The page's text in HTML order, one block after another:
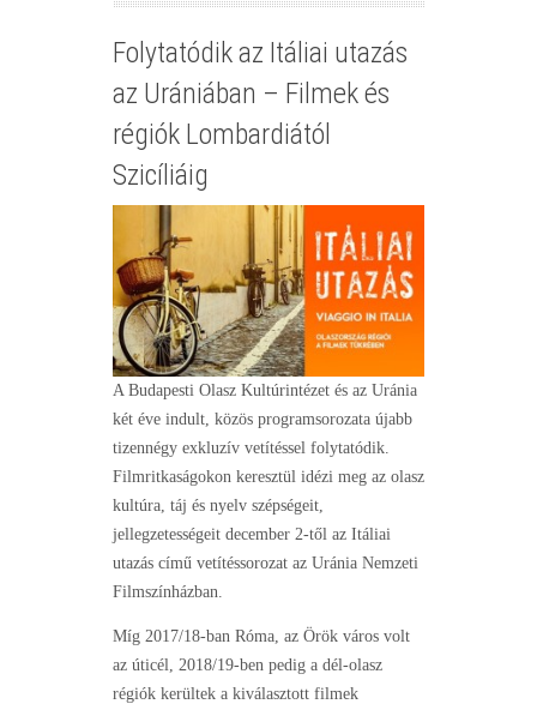
Folytatódik az Itáliai utazás
az Urániában – Filmek és
régiók Lombardiától
Szicíliáig
A Budapesti Olasz Kultúrintézet és az Uránia
két éve indult, közös programsorozata újabb
tizennégy exkluzív vetítéssel folytatódik.
Filmritkaságokon keresztül idézi meg az olasz
kultúra, táj és nyelv szépségeit,
jellegzetességeit december 2-től az Itáliai
utazás című vetítéssorozat az Uránia Nemzeti
Filmszínházban.
Míg 2017/18-ban Róma, az Örök város volt
az úticél, 2018/19-ben pedig a dél-olasz
régiók kerültek a kiválasztott filmek